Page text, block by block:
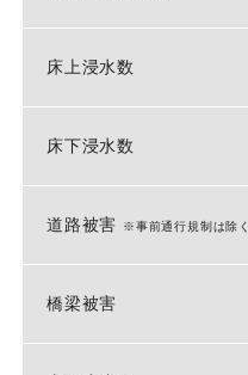
床上浸水数
床下浸水数
道路被害 ※事前通行規制は除く
橋梁被害